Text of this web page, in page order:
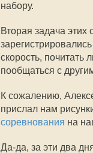
набору.
Вторая задача
скорость, почитать
пообщаться с
К сожалению,
прислал нам
соревнования на
Да-да, за эти два